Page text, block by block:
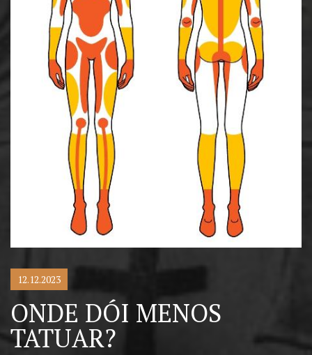
12.12.2023
ONDE DÓI MENOS
TATUAR?